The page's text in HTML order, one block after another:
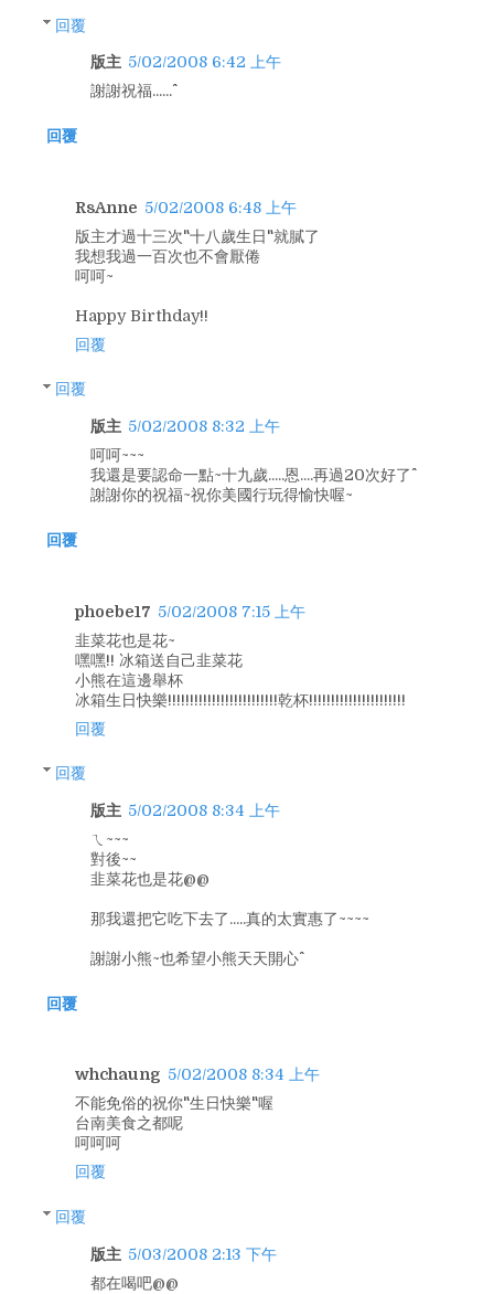
回覆
版主 5/02/2008 6:42 上午
謝謝祝福......^^
回覆
RsAnne 5/02/2008 6:48 上午
版主才過十三次"十八歲生日"就膩了
我想我過一百次也不會厭倦
呵呵~
Happy Birthday!!
回覆
回覆
版主 5/02/2008 8:32 上午
呵呵~~~
我還是要認命一點~十九歲.....恩....再過20次好了^^
謝謝你的祝福~祝你美國行玩得愉快喔~
回覆
phoebe17 5/02/2008 7:15 上午
韭菜花也是花~
嘿嘿!! 冰箱送自己韭菜花
小熊在這邊舉杯
冰箱生日快樂!!!!!!!!!!!!!!!!!!!!!!!!!乾杯!!!!!!!!!!!!!!!!!!!!!!
回覆
回覆
版主 5/02/2008 8:34 上午
ㄟ~~~
對後~~
韭菜花也是花@@
那我還把它吃下去了.....真的太實惠了~~~~
謝謝小熊~也希望小熊天天開心^^
回覆
whchaung 5/02/2008 8:34 上午
不能免俗的祝你"生日快樂"喔
台南美食之都呢
呵呵呵
回覆
回覆
版主 5/03/2008 2:13 下午
都在喝吧@@